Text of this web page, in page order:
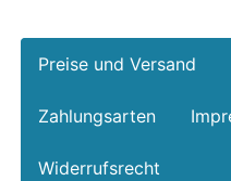
Preise und Versand
Zahlungsarten
Widerrufsrecht